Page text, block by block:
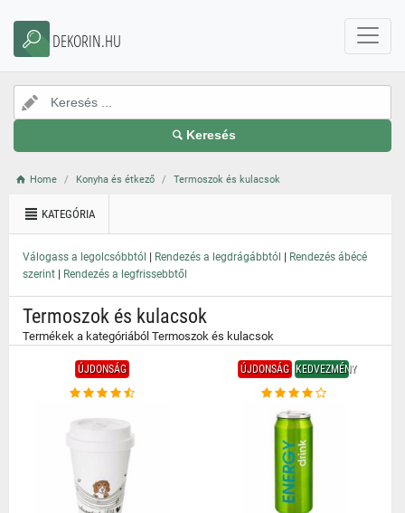
DEKORIN.HU
Keresés
Home Konyha és étkező Termoszok és kulacsok
KATEGÓRIA
Válogass a legolcsóbbtól | Rendezés a legdrágábbtól | Rendezés ábécé
szerint | Rendezés a legfrissebbtől
Termoszok és kulacsok
Termékek a kategóriából Termoszok és kulacsok
ÚJDONSÁG ÚJDONSÁG KEDVEZMÉNY